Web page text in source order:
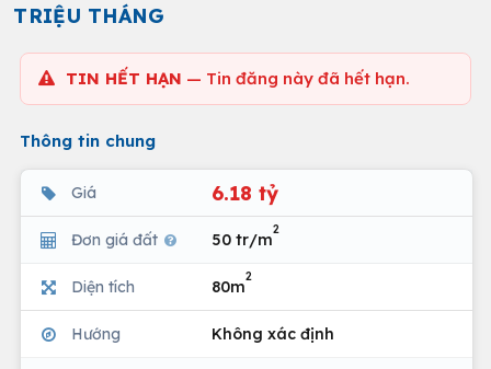
TRIỆU THÁNG
TIN HẾT HẠN — Tin đăng này đã hết hạn.
Thông tin chung
Giá 6.18 tỷ
Đơn giá đất 50 tr/m
2
Diện tích 80m
2
Hướng Không xác định